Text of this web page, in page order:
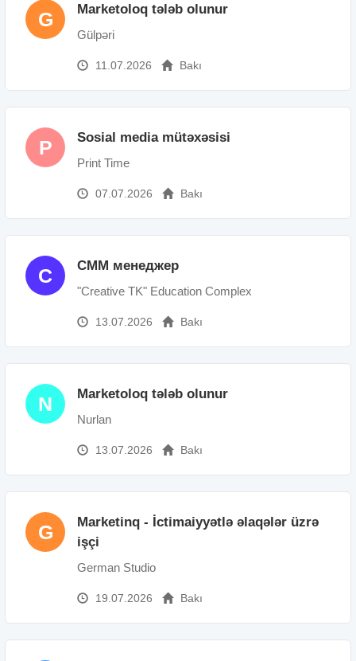
G Marketoloq tələb olunur
Gülpəri
11.07.2026 Bakı
P Sosial media mütəxəsisi
Print Time
07.07.2026 Bakı
C СММ менеджер
"Creative TK" Education Complex
13.07.2026 Bakı
N Marketoloq tələb olunur
Nurlan
13.07.2026 Bakı
G
Marketinq - İctimaiyyətlə əlaqələr üzrə
işçi
German Studio
19.07.2026 Bakı